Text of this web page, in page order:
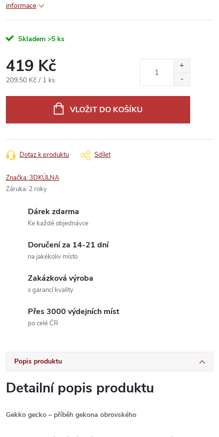
informace
Skladem >5 ks
419 Kč
Měrná
209,50 Kč / 1 ks
VLOŽIT DO KOŠÍKU
Dotaz k produktu Sdílet
Značka:3DKÚLNA
Záruka: 2 roky
Dárek zdarma
Ke každé objednávce
Doručení za 14-21 dní
na jakékoliv místo
Zakázková výroba
s garancí kvality
Přes 3000 výdejních míst
po celé ČR
Popis produktu
Detailní popis produktu
Gekko gecko – příběh gekona obrovského